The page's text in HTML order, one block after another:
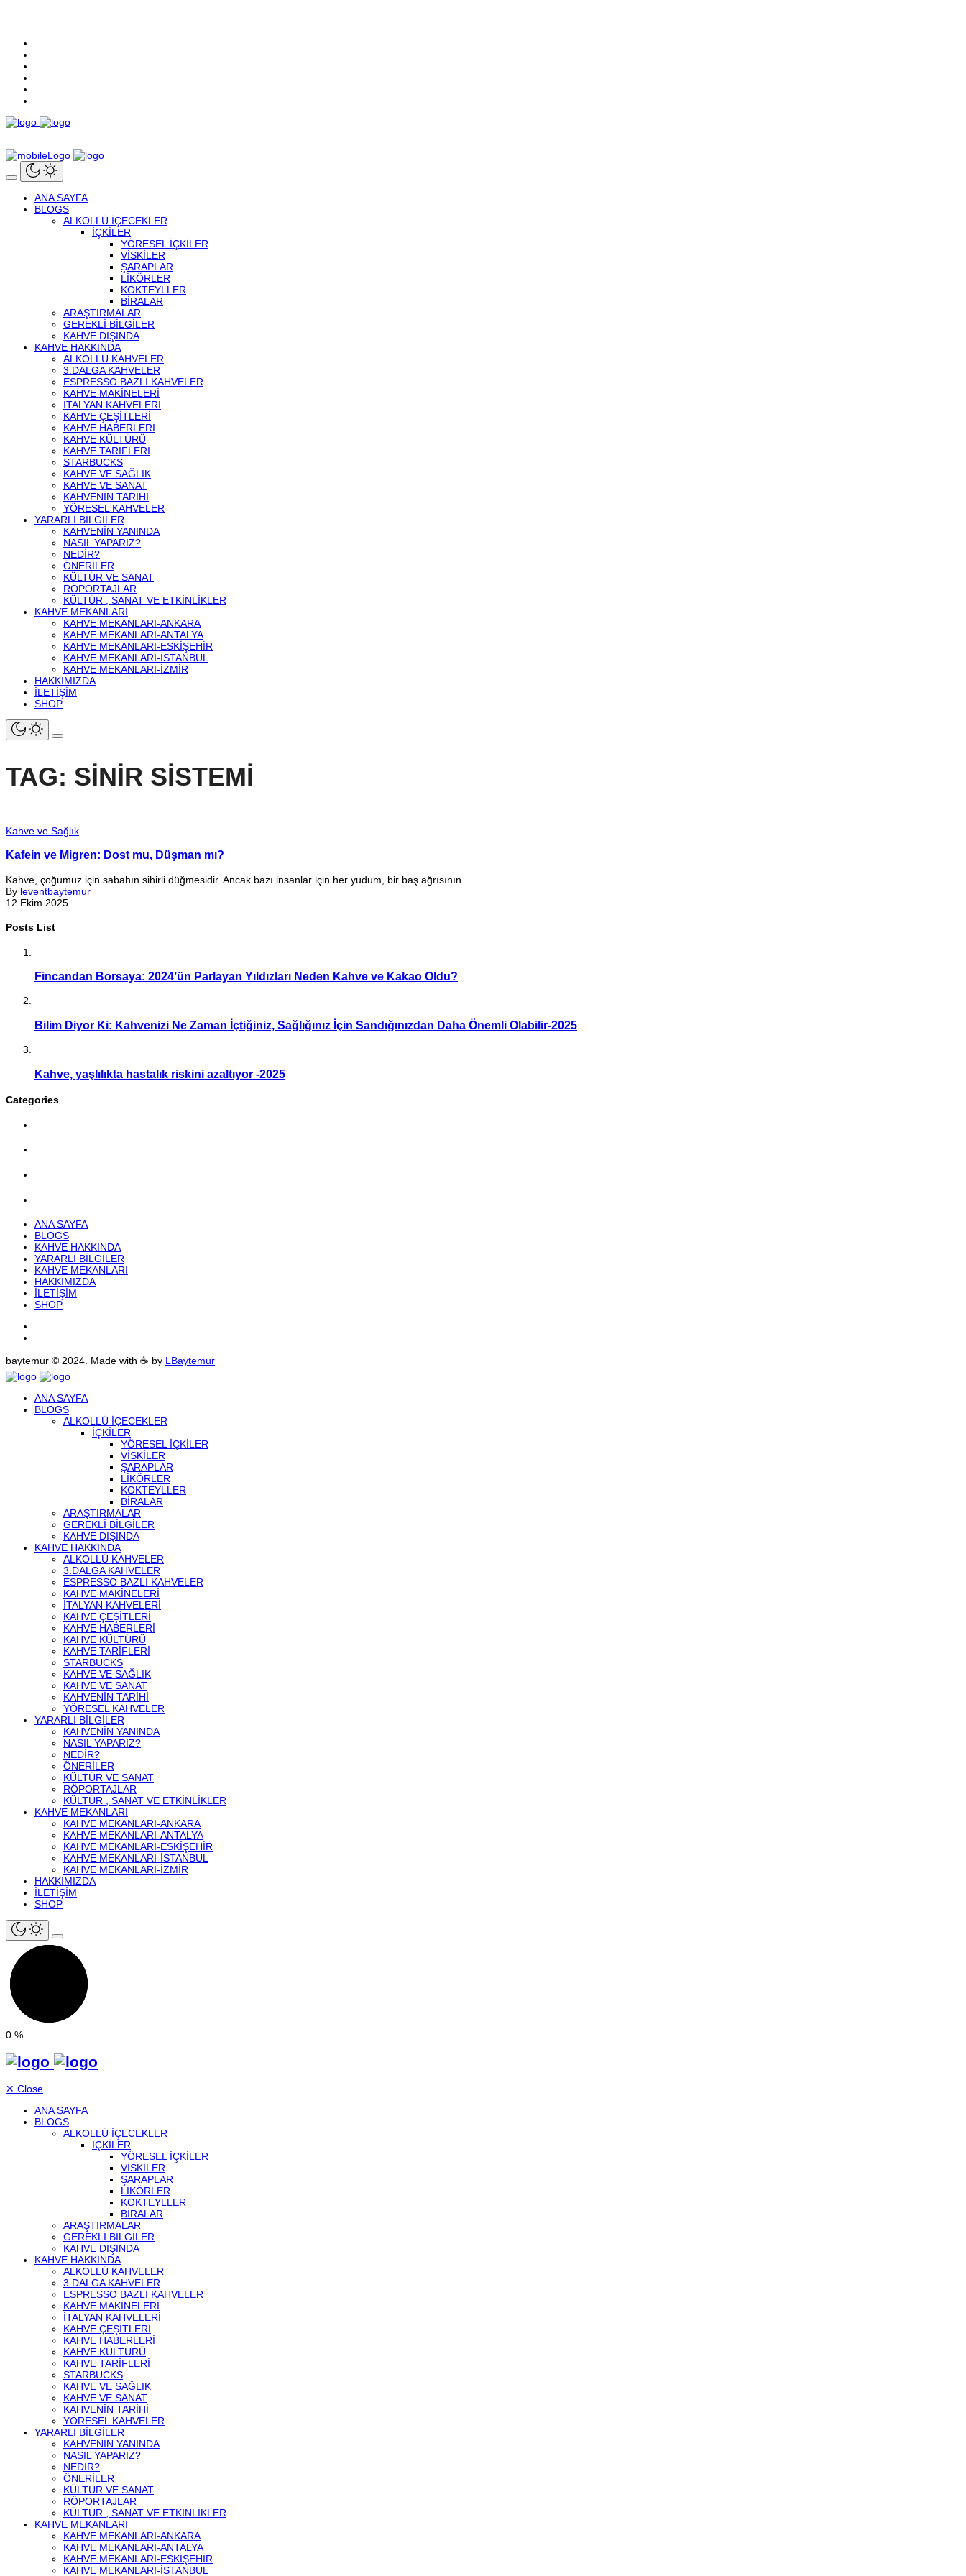
ANA SAYFA
BLOGS
ALKOLLÜ IÇECEKLER
İÇKILER
YÖRESEL İÇKILER
VISKILER
ŞARAPLAR
LIKÖRLER
KOKTEYLLER
BIRALAR
ARAŞTIRMALAR
GEREKLI BILGILER
KAHVE DIŞINDA
KAHVE HAKKINDA
ALKOLLÜ KAHVELER
3.DALGA KAHVELER
ESPRESSO BAZLI KAHVELER
KAHVE MAKINELERI
İTALYAN KAHVELERI
KAHVE ÇEŞITLERI
KAHVE HABERLERI
KAHVE KÜLTÜRÜ
KAHVE TARIFLERI
STARBUCKS
KAHVE VE SAĞLIK
KAHVE VE SANAT
KAHVENIN TARIHI
YÖRESEL KAHVELER
YARARLI BILGILER
KAHVENIN YANINDA
NASIL YAPARIZ?
NEDIR?
ÖNERILER
KÜLTÜR VE SANAT
RÖPORTAJLAR
KÜLTÜR , SANAT VE ETKINLIKLER
KAHVE MEKANLARI
KAHVE MEKANLARI-ANKARA
KAHVE MEKANLARI-ANTALYA
KAHVE MEKANLARI-ESKIŞEHIR
KAHVE MEKANLARI-İSTANBUL
KAHVE MEKANLARI-İZMIR
HAKKIMIZDA
İLETIŞIM
SHOP
TAG: SINIR SISTEMI
Kahve ve Sağlık
Kafein ve Migren: Dost mu, Düşman mı?
Kahve, çoğumuz için sabahın sihirli düğmesidir. Ancak bazı insanlar için her yudum, bir baş ağrısının ...
By leventbaytemur
12 Ekim 2025
Posts List
Fincandan Borsaya: 2024’ün Parlayan Yıldızları Neden Kahve ve Kakao Oldu?
Bilim Diyor Ki: Kahvenizi Ne Zaman İçtiğiniz, Sağlığınız İçin Sandığınızdan Daha Önemli Olabilir-2025
Kahve, yaşlılıkta hastalık riskini azaltıyor -2025
Categories
ANA SAYFA
BLOGS
KAHVE HAKKINDA
YARARLI BILGILER
KAHVE MEKANLARI
HAKKIMIZDA
İLETIŞIM
SHOP
baytemur © 2024. Made with ☕ by LBaytemur
ANA SAYFA
BLOGS
ALKOLLÜ IÇECEKLER
İÇKILER
YÖRESEL İÇKILER
VISKILER
ŞARAPLAR
LIKÖRLER
KOKTEYLLER
BIRALAR
ARAŞTIRMALAR
GEREKLI BILGILER
KAHVE DIŞINDA
KAHVE HAKKINDA
ALKOLLÜ KAHVELER
3.DALGA KAHVELER
ESPRESSO BAZLI KAHVELER
KAHVE MAKINELERI
İTALYAN KAHVELERI
KAHVE ÇEŞITLERI
KAHVE HABERLERI
KAHVE KÜLTÜRÜ
KAHVE TARIFLERI
STARBUCKS
KAHVE VE SAĞLIK
KAHVE VE SANAT
KAHVENIN TARIHI
YÖRESEL KAHVELER
YARARLI BILGILER
KAHVENIN YANINDA
NASIL YAPARIZ?
NEDIR?
ÖNERILER
KÜLTÜR VE SANAT
RÖPORTAJLAR
KÜLTÜR , SANAT VE ETKINLIKLER
KAHVE MEKANLARI
KAHVE MEKANLARI-ANKARA
KAHVE MEKANLARI-ANTALYA
KAHVE MEKANLARI-ESKIŞEHIR
KAHVE MEKANLARI-İSTANBUL
KAHVE MEKANLARI-İZMIR
HAKKIMIZDA
İLETIŞIM
SHOP
0 %
✕ Close
ANA SAYFA
BLOGS
ALKOLLÜ IÇECEKLER
İÇKILER
YÖRESEL İÇKILER
VISKILER
ŞARAPLAR
LIKÖRLER
KOKTEYLLER
BIRALAR
ARAŞTIRMALAR
GEREKLI BILGILER
KAHVE DIŞINDA
KAHVE HAKKINDA
ALKOLLÜ KAHVELER
3.DALGA KAHVELER
ESPRESSO BAZLI KAHVELER
KAHVE MAKINELERI
İTALYAN KAHVELERI
KAHVE ÇEŞITLERI
KAHVE HABERLERI
KAHVE KÜLTÜRÜ
KAHVE TARIFLERI
STARBUCKS
KAHVE VE SAĞLIK
KAHVE VE SANAT
KAHVENIN TARIHI
YÖRESEL KAHVELER
YARARLI BILGILER
KAHVENIN YANINDA
NASIL YAPARIZ?
NEDIR?
ÖNERILER
KÜLTÜR VE SANAT
RÖPORTAJLAR
KÜLTÜR , SANAT VE ETKINLIKLER
KAHVE MEKANLARI
KAHVE MEKANLARI-ANKARA
KAHVE MEKANLARI-ANTALYA
KAHVE MEKANLARI-ESKIŞEHIR
KAHVE MEKANLARI-İSTANBUL